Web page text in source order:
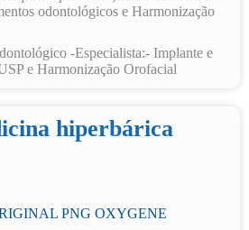
odontológicos e Harmonização
-Especialista:- Implante e
e Harmonização Orofacial
hiperbárica